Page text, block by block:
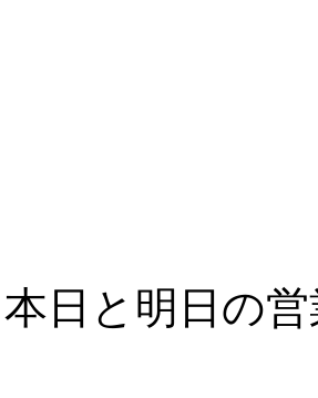
日と明日の